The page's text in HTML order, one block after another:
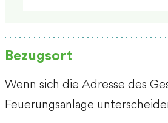
Bezugsort
Wenn sich die Adresse des
Feuerungsanlage